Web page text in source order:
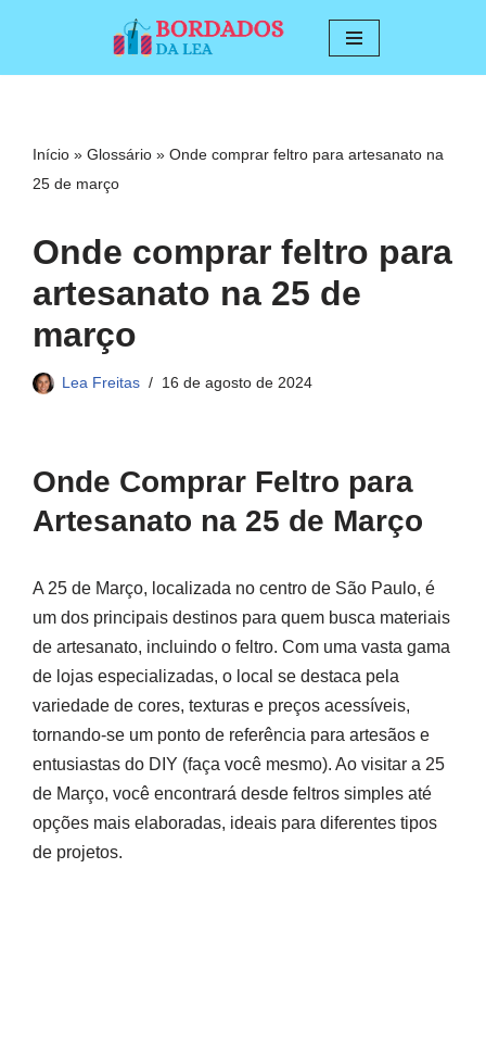
conteúdo
Início » Glossário » Onde comprar feltro para artesanato na
25 de março
Onde comprar feltro para
artesanato na 25 de
março
Lea Freitas 16 de agosto de 2024
Onde Comprar Feltro para
Artesanato na 25 de Março
A 25 de Março, localizada no centro de São Paulo, é
um dos principais destinos para quem busca materiais
de artesanato, incluindo o feltro. Com uma vasta gama
de lojas especializadas, o local se destaca pela
variedade de cores, texturas e preços acessíveis,
tornando-se um ponto de referência para artesãos e
entusiastas do DIY (faça você mesmo). Ao visitar a 25
de Março, você encontrará desde feltros simples até
opções mais elaboradas, ideais para diferentes tipos
de projetos.